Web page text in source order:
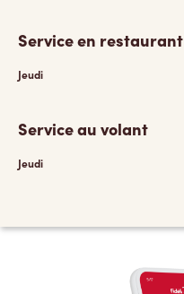
Service en restaurant
Jeudi
Service au volant
Jeudi